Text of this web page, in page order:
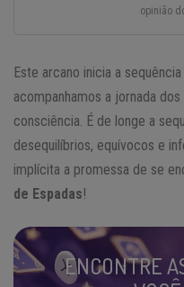
opinião
Este arcano inicia a
acompanhamos a jornada
consciência. É de longe a
desequilíbrios, equívocos e
implícita a promessa de se
de Espadas!
ENCONTRE